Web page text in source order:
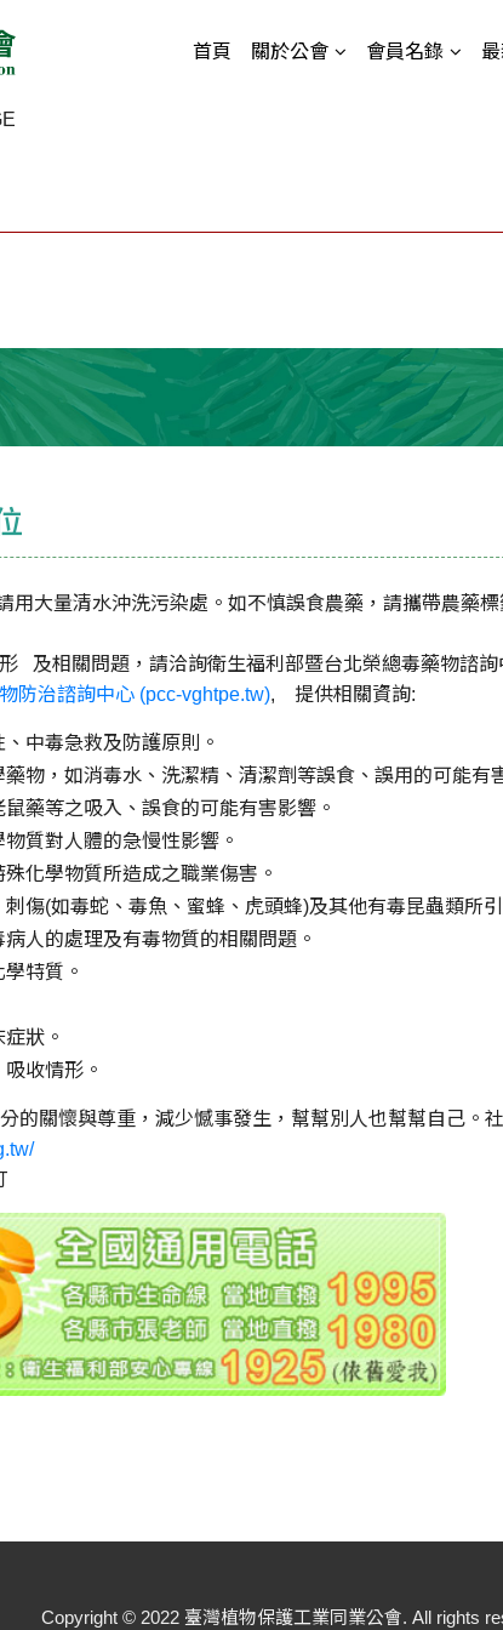
首頁 關於公會 會員名錄
用大量清水沖洗污染處。如不慎誤食農藥，請攜帶農藥標
及相關問題，請洽詢衛生福利部暨台北榮總毒藥物諮詢
防治諮詢中心 (pcc-vghtpe.tw), 提供相關資詢:
中毒急救及防護原則。
物，如消毒水、洗潔精、清潔劑等誤食、誤用的可能有
藥等之吸入、誤食的可能有害影響。
質對人體的急慢性影響。
化學物質所造成之職業傷害。
傷(如毒蛇、毒魚、蜜蜂、虎頭蜂)及其他有毒昆蟲類所
人的處理及有毒物質的相關問題。
特質。
狀。
收情形。
的關懷與尊重，減少憾事發生，幫幫別人也幫幫自己。
Copyright © 2022 臺灣植物保護工業同業公會. All rights